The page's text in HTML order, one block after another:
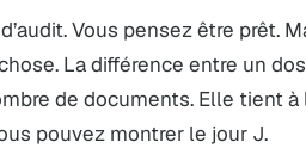
Vous pensez être prêt.
La différence entre un
de documents. Elle tient
pouvez montrer le jour J.